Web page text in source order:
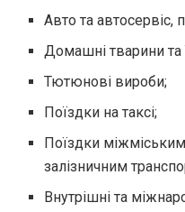
Авто та автосервіс,
Домашні тварини та
Тютюнові вироби;
Поїздки на таксі;
Поїздки
залізничним
Внутрішні та